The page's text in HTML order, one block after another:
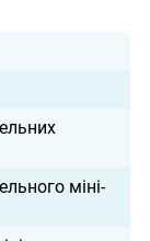
міні-